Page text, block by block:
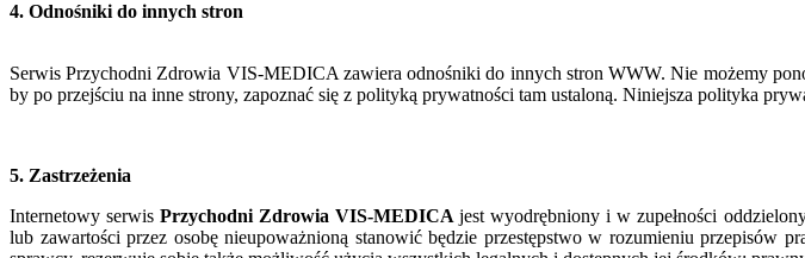
4. Odnośniki do innych stron
Serwis Przychodni Zdrowia VIS-MEDICA zawiera odnośniki do innych stron WWW. Nie możemy
by po przejściu na inne strony, zapoznać się z polityką prywatności tam ustaloną. Niniejsza polityka
5. Zastrzeżenia
Internetowy serwisPrzychodni Zdrowia VIS-MEDICAjest wyodrębniony i w zupełności
lub zawartości przez osobę nieupoważnioną stanowić będzie przestępstwo w rozumieniu